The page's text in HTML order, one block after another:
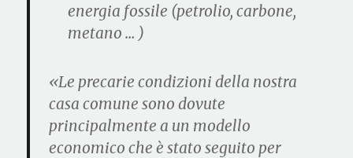
energia fossile (petrolio, carbone,
metano … )
«Le precarie condizioni della nostra
casa comune sono dovute
principalmente a un modello
economico che è stato seguito per